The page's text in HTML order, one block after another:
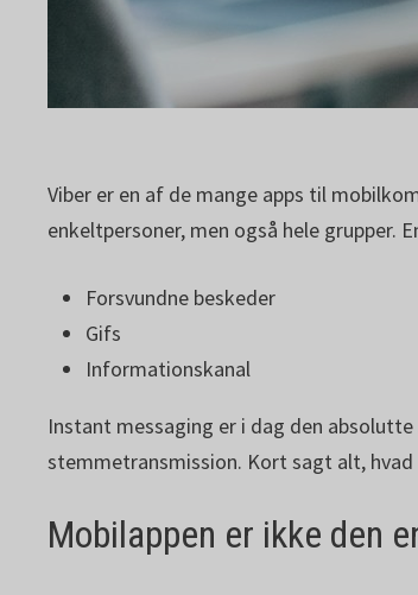
Viber er en af de mange apps til
enkeltpersoner, men også hele grupper.
Forsvundne beskeder
Gifs
Informationskanal
Instant messaging er i dag den
stemmetransmission. Kort sagt alt, hvad
Mobilappen er ikke den